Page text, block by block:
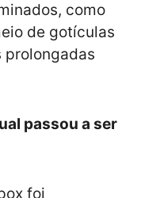
como
de gotículas
prolongadas
passou a ser
foi